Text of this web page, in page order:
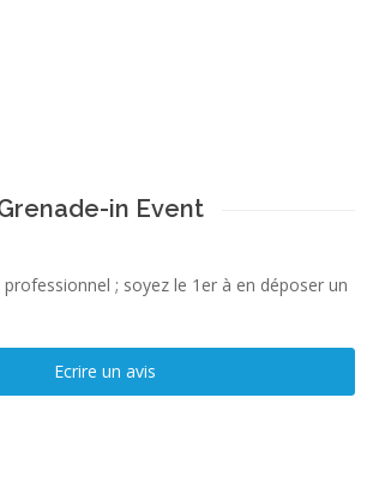
in Event
; soyez le 1er à en déposer un
Ecrire un avis